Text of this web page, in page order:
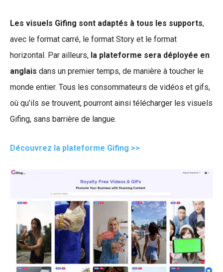
Les visuels Gifing sont adaptés à tous les supports,
avec le format carré, le format Story et le format
horizontal. Par ailleurs, la plateforme sera déployée en
anglais dans un premier temps, de manière à toucher le
monde entier. Tous les consommateurs de vidéos et gifs,
où qu’ils se trouvent, pourront ainsi télécharger les visuels
Gifing, sans barrière de langue.
Découvrez la plateforme Gifing >>